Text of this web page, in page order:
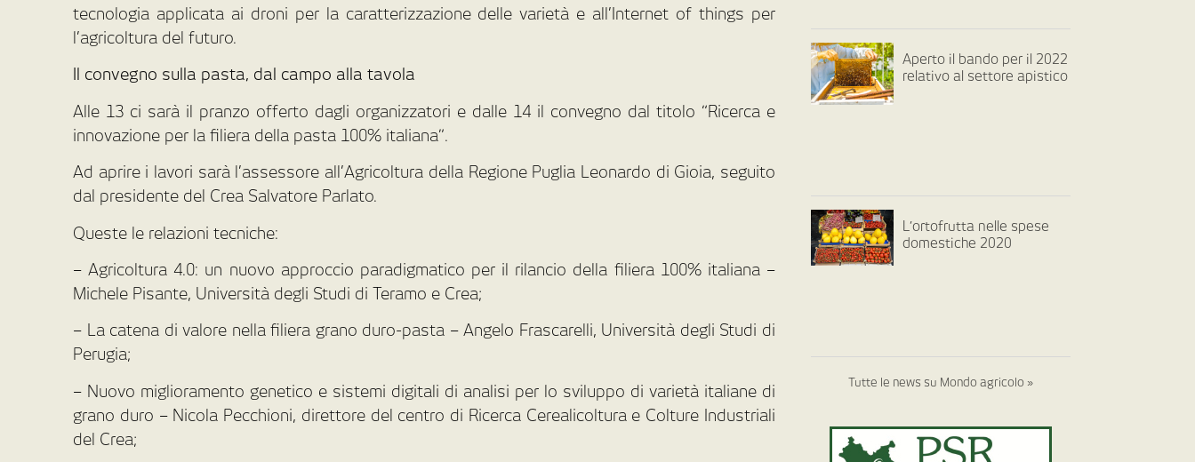
tecnologia applicata ai droni per la caratterizzazione delle varietà e all’Internet of things per
l’agricoltura del futuro.
Il convegno sulla pasta, dal campo alla tavola
Alle 13 ci sarà il pranzo offerto dagli organizzatori e dalle 14 il convegno dal titolo “Ricerca e
innovazione per la filiera della pasta 100% italiana”.
Ad aprire i lavori sarà l’assessore all’Agricoltura della Regione Puglia Leonardo di Gioia, seguito
dal presidente del Crea Salvatore Parlato.
Queste le relazioni tecniche:
– Agricoltura 4.0: un nuovo approccio paradigmatico per il rilancio della filiera 100% italiana –
Michele Pisante, Università degli Studi di Teramo e Crea;
– La catena di valore nella filiera grano duro-pasta – Angelo Frascarelli, Università degli Studi di
Perugia;
– Nuovo miglioramento genetico e sistemi digitali di analisi per lo sviluppo di varietà italiane di
grano duro – Nicola Pecchioni, direttore del centro di Ricerca Cerealicoltura e Colture Industriali
del Crea;
Aperto il bando per il 2022
relativo al settore apistico
L’ortofrutta nelle spese
domestiche 2020
Tutte le news su Mondo agricolo »